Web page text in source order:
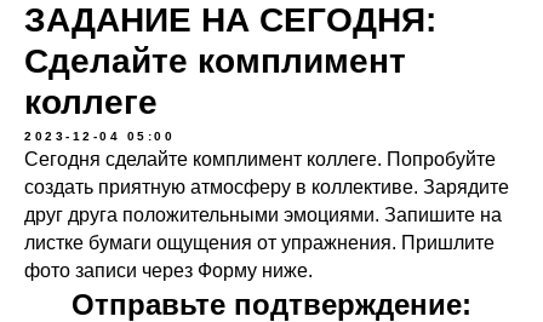
ЗАДАНИЕ НА СЕГОДНЯ:
Сделайте комплимент
коллеге
2023-12-04 05:00
Сегодня сделайте комплимент коллеге. Попробуйте
создать приятную атмосферу в коллективе. Зарядите
друг друга положительными эмоциями. Запишите на
листке бумаги ощущения от упражнения. Пришлите
фото записи через Форму ниже.
Отправьте подтверждение: